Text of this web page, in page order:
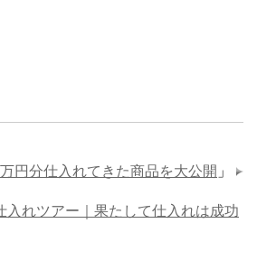
円分仕入れてきた商品を大公開 」
入れツアー｜果たして仕入れは成功